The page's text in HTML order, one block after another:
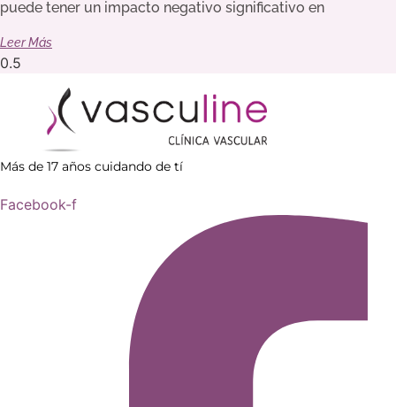
puede tener un impacto negativo significativo en
Leer Más
Más de 17 años cuidando de tí
Facebook-f